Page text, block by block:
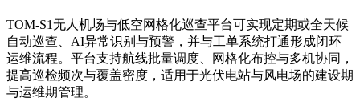
TOM-S1无人机场与低空网格化巡查平台可实现定期或全天候
自动巡查、AI异常识别与预警，并与工单系统打通形成闭环
运维流程。平台支持航线批量调度、网格化布控与多机协同，
提高巡检频次与覆盖密度，适用于光伏电站与风电场的建设期
与运维期管理。